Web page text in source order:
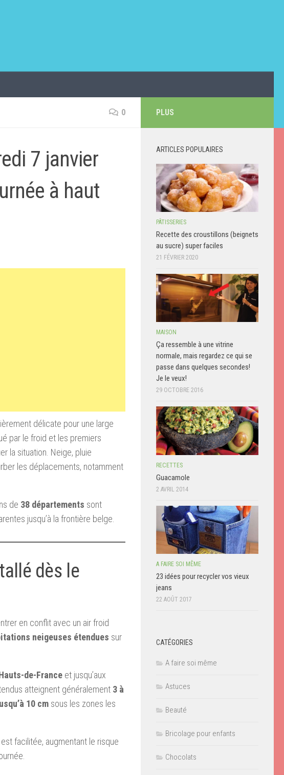
0
7 janvier
à haut
délicate pour une large
par le froid et les premiers
la situation. Neige, pluie
les déplacements, notamment
de 38 départements sont
jusqu’à la frontière belge.
dès le
en conflit avec un air froid
neigeuses étendues sur
de-France et jusqu’aux
atteignent généralement 3 à
10 cm sous les zones les
facilitée, augmentant le risque
PLUS
ARTICLES POPULAIRES
PÂTISSERIES
Recette des croustillons (beignets
au sucre) super faciles
21 FÉVRIER 2020
MAISON
Ça ressemble à une vitrine
normale, mais regardez ce qui se
passe dans quelques secondes!
Je le veux!
29 OCTOBRE 2016
RECETTES
Guacamole
2 AVRIL 2014
A FAIRE SOI MÊME
23 idées pour recycler vos vieux
jeans
22 AOÛT 2017
CATÉGORIES
A faire soi même
Astuces
Beauté
Bricolage pour enfants
Chocolats